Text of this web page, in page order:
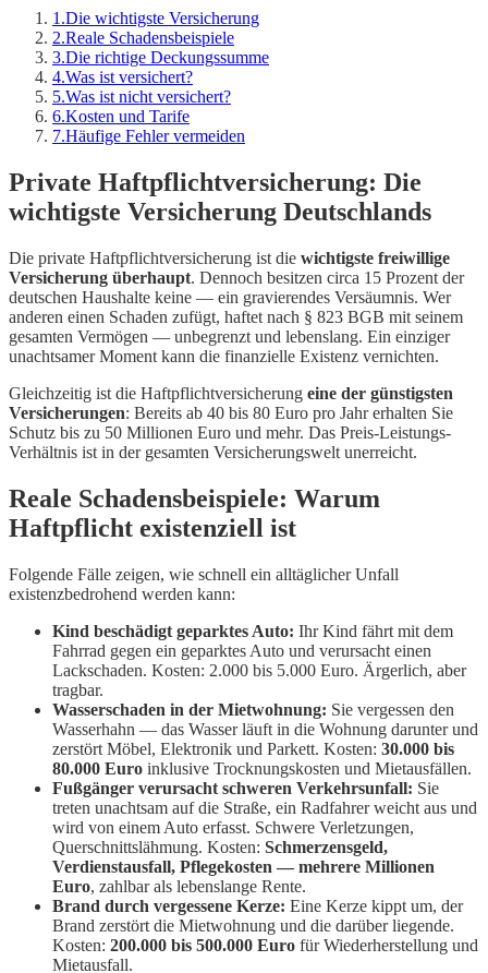
1 .Die wichtigste Versicherung
2.Reale Schadensbeispiele
3.Die richtige Deckungssumme
4.Was ist versichert?
5.Was ist nicht versichert?
6.Kosten und Tarife
7.Häufige Fehler vermeiden
Private Haftpflichtversicherung: Die
wichtigste Versicherung Deutschlands
Die private Haftpflichtversicherung ist die wichtigste freiwillige
Versicherung überhaupt. Dennoch besitzen circa 15 Prozent der
deutschen Haushalte keine — ein gravierendes Versäumnis. Wer
anderen einen Schaden zufügt, haftet nach § 823 BGB mit seinem
gesamten Vermögen — unbegrenzt und lebenslang. Ein einziger
unachtsamer Moment kann die finanzielle Existenz vernichten.
Gleichzeitig ist die Haftpflichtversicherung eine der günstigsten
Versicherungen: Bereits ab 40 bis 80 Euro pro Jahr erhalten Sie
Schutz bis zu 50 Millionen Euro und mehr. Das Preis-Leistungs-
Verhältnis ist in der gesamten Versicherungswelt unerreicht.
Reale Schadensbeispiele: Warum
Haftpflicht existenziell ist
Folgende Fälle zeigen, wie schnell ein alltäglicher Unfall
existenzbedrohend werden kann:
Kind beschädigt geparktes Auto: Ihr Kind fährt mit dem
Fahrrad gegen ein geparktes Auto und verursacht einen
Lackschaden. Kosten: 2.000 bis 5.000 Euro. Ärgerlich, aber
tragbar.
Wasserschaden in der Mietwohnung: Sie vergessen den
Wasserhahn — das Wasser läuft in die Wohnung darunter und
zerstört Möbel, Elektronik und Parkett. Kosten: 30.000 bis
80.000 Euro inklusive Trocknungskosten und Mietausfällen.
Fußgänger verursacht schweren Verkehrsunfall: Sie
treten unachtsam auf die Straße, ein Radfahrer weicht aus und
wird von einem Auto erfasst. Schwere Verletzungen,
Querschnittslähmung. Kosten: Schmerzensgeld,
Verdienstausfall, Pflegekosten — mehrere Millionen
Euro, zahlbar als lebenslange Rente.
Brand durch vergessene Kerze: Eine Kerze kippt um, der
Brand zerstört die Mietwohnung und die darüber liegende.
Kosten: 200.000 bis 500.000 Euro für Wiederherstellung und
Mietausfall.